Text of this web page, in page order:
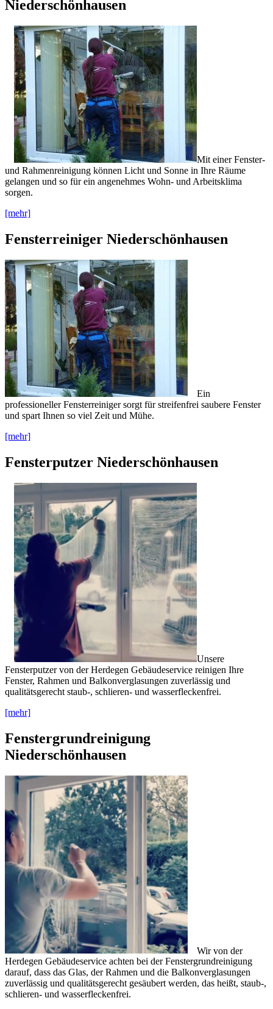
Niederschönhausen
Mit einer Fenster-
und Rahmenreinigung können Licht und Sonne in Ihre Räume
gelangen und so für ein angenehmes Wohn- und Arbeitsklima
sorgen.
[mehr]
Fensterreiniger Niederschönhausen
Ein
professioneller Fensterreiniger sorgt für streifenfrei saubere Fenster
und spart Ihnen so viel Zeit und Mühe.
[mehr]
Fensterputzer Niederschönhausen
Unsere
Fensterputzer von der Herdegen Gebäudeservice reinigen Ihre
Fenster, Rahmen und Balkonverglasungen zuverlässig und
qualitätsgerecht staub-, schlieren- und wasserfleckenfrei.
[mehr]
Fenstergrundreinigung
Niederschönhausen
Wir von der
Herdegen Gebäudeservice achten bei der Fenstergrundreinigung
darauf, dass das Glas, der Rahmen und die Balkonverglasungen
zuverlässig und qualitätsgerecht gesäubert werden, das heißt, staub-,
schlieren- und wasserfleckenfrei.